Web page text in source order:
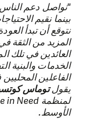
"نواصل دعم
بينما نقيم
نتوقع أن تبدأ
المزيد من الثقة
العائدين في تلك
الخدمات والبنية
الفاعلين
يقولتوماس
الأوسط.